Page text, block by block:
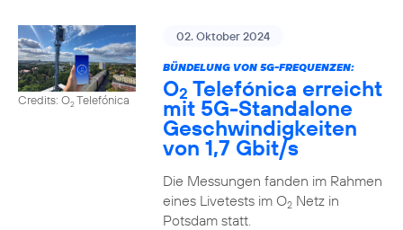
Credits: O2Telefónica
02. Oktober 2024
BÜNDELUNG VON 5G-FREQUENZEN:
O2 Telefónica erreicht
mit 5G-Standalone
Geschwindigkeiten
von 1,7 Gbit/s
Die Messungen fanden im Rahmen
eines Livetests im O2Netz in
Potsdam statt.